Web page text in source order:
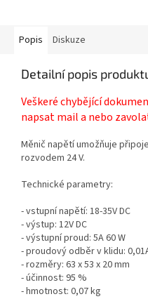
Popis Diskuze
Detailní popis
Veškeré chybějící
napsat mail a nebo
Měnič napětí umožňuje
rozvodem 24 V.
Technické parametry:
- vstupní napětí: 18-35V DC
- výstup: 12V DC
- výstupní proud: 5A 60 W
- proudový odběr v klidu:
- rozměry: 63 x 53 x 20 mm
- účinnost: 95 %
- hmotnost: 0,07 kg